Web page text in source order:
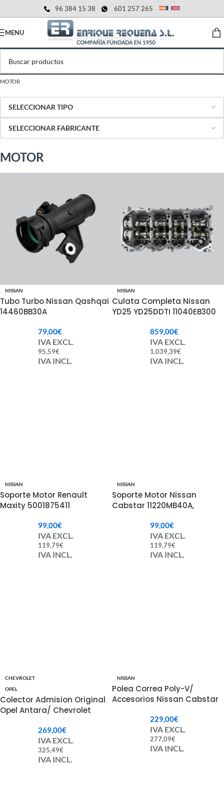
96 384 15 38 601 257 265
MENU
MOTOR
MOTOR
NISSAN
Tubo Turbo Nissan Qashqai
14460BB30A
79,00€
IVA EXCL.
95,59€
IVA INCL.
NISSAN
Culata Completa Nissan
YD25 YD25DDTI 11040EB300
859,00€
IVA EXCL.
1.039,39€
IVA INCL.
NISSAN
Soporte Motor Renault
Maxity 5001875411
99,00€
IVA EXCL.
119,79€
IVA INCL.
NISSAN
Soporte Motor Nissan
Cabstar 11220MB40A,
99,00€
IVA EXCL.
119,79€
IVA INCL.
CHEVROLET
OPEL
Colector Admision Original
Opel Antara/ Chevrolet
269,00€
IVA EXCL.
325,49€
IVA INCL.
NISSAN
Polea Correa Poly-V/
Accesorios Nissan Cabstar
229,00€
IVA EXCL.
277,09€
IVA INCL.